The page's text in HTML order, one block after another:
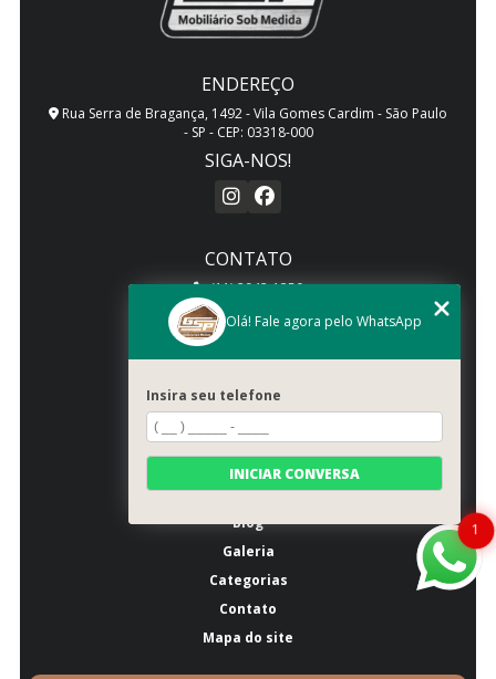
ENDEREÇO
Rua Serra de Bragança, 1492 - Vila Gomes Cardim - São Paulo
- SP - CEP: 03318-000
SIGA-NOS!
CONTATO
(11) 2942-1350
(11) 2941-2557
atendimento@gspmoveis.com.br
MENU
Início
Quem somos
Produtos
Blog
Galeria
Categorias
Contato
Mapa do site
1
Olá! Fale agora pelo WhatsApp
Insira seu telefone
INICIAR CONVERSA